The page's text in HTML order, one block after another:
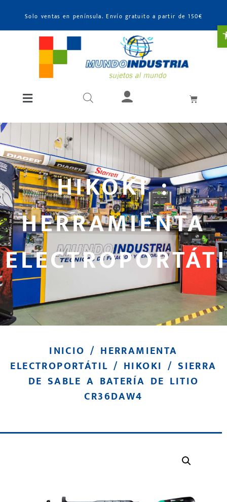
Solo ventas en península. Envío gratuito a partir de 150€
HIKOKI :
HERRAMIENTA
INICIO / HERRAMIENTA
ELECTROPORTÁTIL / HIKOKI / SIERRA
DE SABLE A BATERÍA DE LITIO
CR36DAW4